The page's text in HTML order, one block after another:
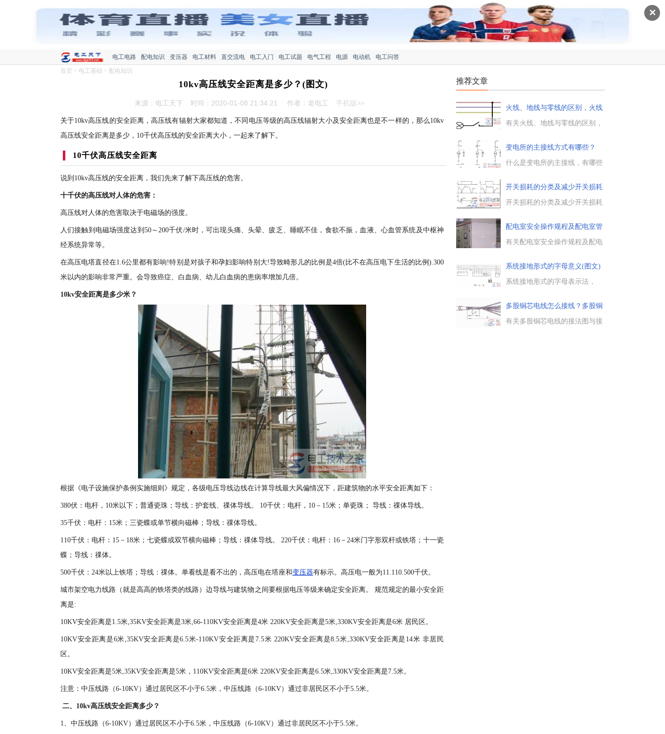
✕
电工电路 配电知识 变压器 电工材料 直交流电 电工入门 电工试题 电气工程 电源 电动机
电工问答
首页 > 电工基础 > 配电知识
10kv高压线安全距离是多少？(图文)
来源：电工天下 时间：2020-01-08 21:34:21 作者：老电工 手机版>>
关于10kv高压线的安全距离，高压线有辐射大家都知道，不同电压等级的高压线辐射大小及安全距离也是不一样的，那么10kv
高压线安全距离是多少，10千伏高压线的安全距离大小，一起来了解下。
10千伏高压线安全距离
说到10kv高压线的安全距离，我们先来了解下高压线的危害。
十千伏的高压线对人体的危害：
高压线对人体的危害取决于电磁场的强度。
人们接触到电磁场强度达到50～200千伏/米时，可出现头痛、头晕、疲乏、睡眠不佳，食欲不振，血液、心血管系统及中枢神
经系统异常等。
在高压电塔直径在1.6公里都有影响!特别是对孩子和孕妇影响特别大!导致畸形儿的比例是4倍(比不在高压电下生活的比例).300
米以内的影响非常严重。会导致癌症、白血病、幼儿白血病的患病率增加几倍。
10kv安全距离是多少米？
根据《电子设施保护条例实施细则》规定，各级电压导线边线在计算导线最大风偏情况下，距建筑物的水平安全距离如下：
380伏：电杆，10米以下；普通瓷珠；导线：护套线、祼体导线。 10千伏：电杆，10－15米；单瓷珠； 导线：祼体导线。
35千伏：电杆：15米；三瓷蝶或单节横向磁棒；导线：祼体导线。
110千伏：电杆：15－18米；七瓷蝶或双节横向磁棒；导线：祼体导线。 220千伏：电杆：16－24米门字形双杆或铁塔；十一瓷
蝶；导线：祼体。
500千伏：24米以上铁塔；导线：祼体。单看线是看不出的，高压电在塔座和变压器有标示。高压电一般为11.110.500千伏。
城市架空电力线路（就是高高的铁塔类的线路）边导线与建筑物之间要根据电压等级来确定安全距离。 规范规定的最小安全距
离是:
10KV安全距离是1.5米,35KV安全距离是3米,66-110KV安全距离是4米 220KV安全距离是5米,330KV安全距离是6米 居民区。
10KV安全距离是6米,35KV安全距离是6.5米-110KV安全距离是7.5米 220KV安全距离是8.5米,330KV安全距离是14米 非居民
区。
10KV安全距离是5米,35KV安全距离是5米，110KV安全距离是6米 220KV安全距离是6.5米,330KV安全距离是7.5米。
注意：中压线路（6-10KV）通过居民区不小于6.5米，中压线路（6-10KV）通过非居民区不小于5.5米。
二、10kv高压线安全距离多少？
1、中压线路（6-10KV）通过居民区不小于6.5米，中压线路（6-10KV）通过非居民区不小于5.5米。
推荐文章
火线、地线与零线的区别，火线
零线
有关火线、地线与零线的区别，
和地线是两个不同的概念，地线
的对地电位为零，使用的电器的
最近点接地，零线的对地电位不
变电所的主接线方式有哪些？
(多图)
什么是变电所的主接线，有哪些
是变电所设计的重中之重，变电
所的主接线方式，包括单母线接
线方式，双母线接线方式等多
开关损耗的分类及减少开关损耗
的
开关损耗的分类及减少开关损耗
耗、关断损耗二种，减小开通损
耗的几种方法，如何降低开关管
的开关损耗，如何缩短开关时间
配电室安全操作规程及配电室管
理
有关配电室安全操作规程及配电
至关重要，在配电室操作时，务
必严格遵守配电室安全操作规
程，熟悉配电房的各项管理制
系统接地形式的字母意义(图文)
系统接地形式的字母表示法，
号】，第一个字母表示电源端与
地的关系，第二个字母表示电气
装置的外露可导电部分与地的关
多股铜芯电线怎么接线？多股铜
芯电
有关多股铜芯电线的接法图与接